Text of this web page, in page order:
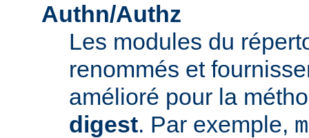
Authn/Authz
Les modules du
renommés et
amélioré pour la
digest. Par exemple,